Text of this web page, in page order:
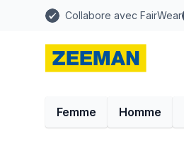
Collabore avec FairWear
Femme Homme